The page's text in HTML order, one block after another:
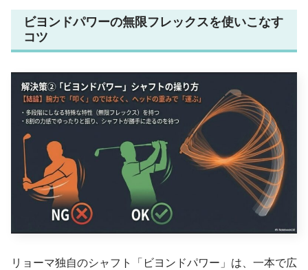
ビヨンドパワーの無限フレックスを使いこなす
コツ
リョーマ独自のシャフト「ビヨンドパワー」は、一本で広